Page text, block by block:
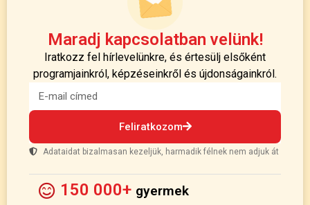
Maradj kapcsolatban velünk!
Iratkozz fel hírlevelünkre, és értesülj elsőként
programjainkról, képzéseinkről és újdonságainkról.
Feliratkozom
Adataidat bizalmasan kezeljük, harmadik félnek nem adjuk át
150 000+ gyermek